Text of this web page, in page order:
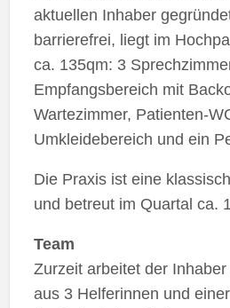
aktuellen Inhaber
barrierefrei, liegt im
ca. 135qm: 3
Empfangsbereich mit
Wartezimmer, Patienten-
Umkleidebereich und ein
Die Praxis ist eine
und betreut im Quartal ca.
Team
Zurzeit arbeitet der
aus 3 Helferinnen und